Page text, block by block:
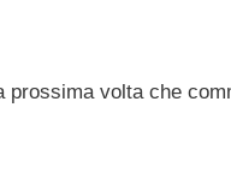
prossima volta che